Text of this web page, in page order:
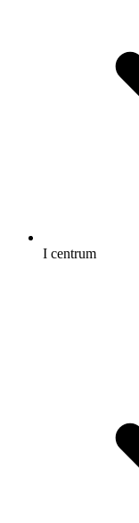
I centrum